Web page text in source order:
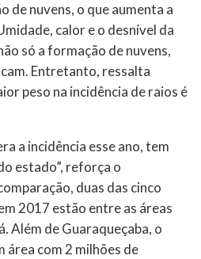
de nuvens, o que aumenta a
calor e o desnível da
só a formação de nuvens,
Entretanto, ressalta
peso na incidência de raios é
a incidência esse ano, tem
estado”, reforça o
duas das cinco
2017 estão entre as áreas
Além de Guaraqueçaba, o
área com 2 milhões de